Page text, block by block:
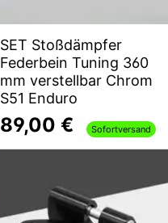
SET Stoßdämpfer
Federbein Tuning 360
mm verstellbar Chrom
S51 Enduro
89,00 € Sofortversand